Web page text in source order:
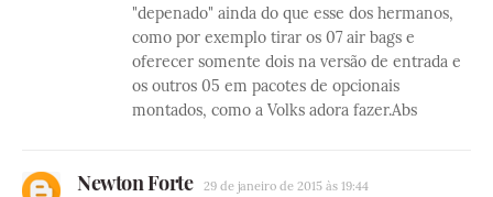
"depenado" ainda do que esse dos hermanos,
como por exemplo tirar os 07 air bags e
oferecer somente dois na versão de entrada e
os outros 05 em pacotes de opcionais
montados, como a Volks adora fazer.Abs
Newton Forte 29 de janeiro de 2015 às 19:44